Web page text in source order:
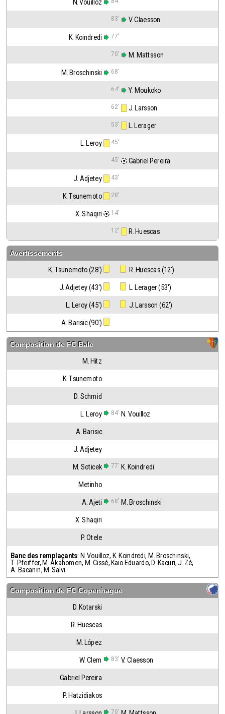
N. Vouilloz
83' V. Claesson
K. Koindredi 77'
70' M. Mattsson
M. Broschinski 68'
64' Y. Moukoko
62' J. Larsson
53' L. Lerager
L. Leroy 45'
45' Gabriel Pereira
J. Adjetey 43'
K. Tsunemoto 28'
X. Shaqiri 14'
12' R. Huescas
Avertissements
K. Tsunemoto (28') R. Huescas (12')
J. Adjetey (43') L. Lerager (53')
L. Leroy (45') J. Larsson (62')
A. Barisic (90')
Composition de FC Bale
M. Hitz
K. Tsunemoto
D. Schmid
L. Leroy 84' N. Vouilloz
A. Barisic
J. Adjetey
M. Soticek 77' K. Koindredi
Metinho
A. Ajeti 68' M. Broschinski
X. Shaqiri
P. Otele
Banc des remplaçants: N. Vouilloz, K. Koindredi, M. Broschinski,
T. Pfeiffer, M. Akahomen, M. Cissé, Kaio Eduardo, D. Kacuri,J. Zé,
A. Bacanin, M. Salvi
Composition de FC Copenhague
D. Kotarski
R. Huescas
M. López
W. Clem 83' V. Claesson
Gabriel Pereira
P. Hatzidiakos
70'